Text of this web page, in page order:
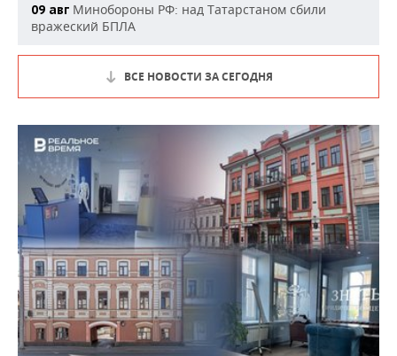
09 авг Минобороны РФ: над Татарстаном сбили
вражеский БПЛА
ВСЕ НОВОСТИ ЗА СЕГОДНЯ